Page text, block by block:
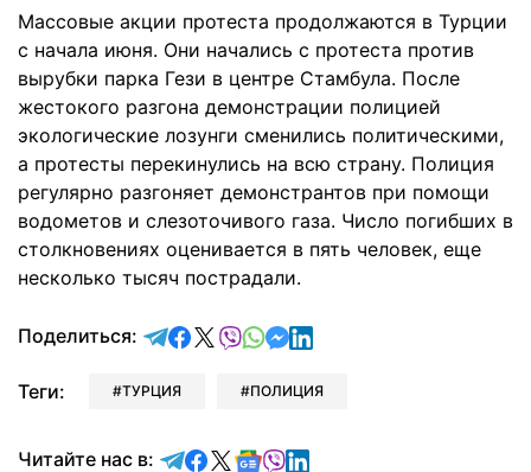
Массовые акции протеста продолжаются в Турции
с начала июня. Они начались с протеста против
вырубки парка Гези в центре Стамбула. После
жестокого разгона демонстрации полицией
экологические лозунги сменились политическими,
а протесты перекинулись на всю страну. Полиция
регулярно разгоняет демонстрантов при помощи
водометов и слезоточивого газа. Число погибших в
столкновениях оценивается в пять человек, еще
несколько тысяч пострадали.
Поделиться: отправить в Telegram
поделиться в Facebook
поделиться в X
отправить в Viber
отправить в Whatsapp
отправить в Messenger
отправить в LinkedIn
Теги: ТУРЦИЯ ПОЛИЦИЯ
Читайте нас в: Читайте в Telegram
Читайте в Facebook
Читайте в X
Читайте в Google news
Читайте в Viber
Читайте в LinkedIn